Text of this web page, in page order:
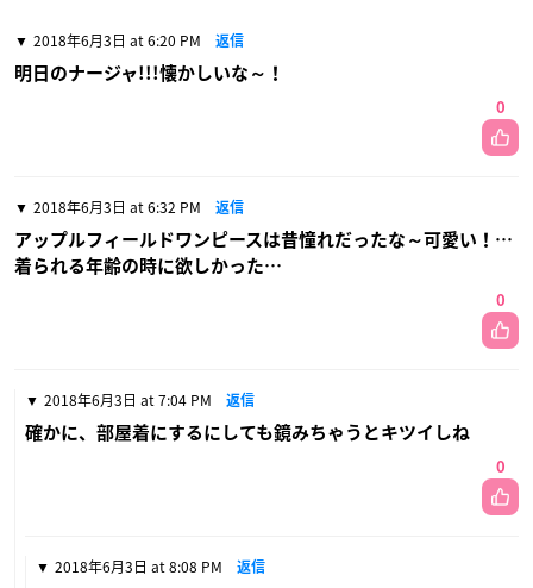
2018年6月3日 at 6:20 PM 返信
明日のナージャ!!!懐かしいな～！
0
2018年6月3日 at 6:32 PM 返信
アップルフィールドワンピースは昔憧れだったな～可愛い！…
着られる年齢の時に欲しかった…
0
2018年6月3日 at 7:04 PM 返信
確かに、部屋着にするにしても鏡みちゃうとキツイしね
0
2018年6月3日 at 8:08 PM 返信